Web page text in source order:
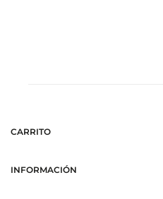
CARRITO
INFORMACIÓN